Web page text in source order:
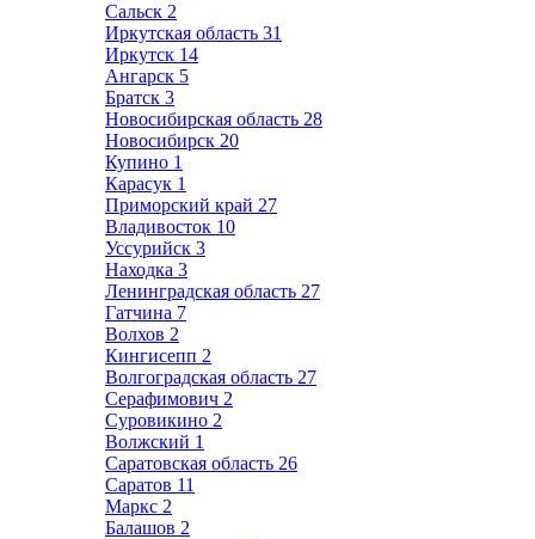
Сальск 2
Иркутская область 31
Иркутск 14
Ангарск 5
Братск 3
Новосибирская область 28
Новосибирск 20
Купино 1
Карасук 1
Приморский край 27
Владивосток 10
Уссурийск 3
Находка 3
Ленинградская область 27
Гатчина 7
Волхов 2
Кингисепп 2
Волгоградская область 27
Серафимович 2
Суровикино 2
Волжский 1
Саратовская область 26
Саратов 11
Маркс 2
Балашов 2